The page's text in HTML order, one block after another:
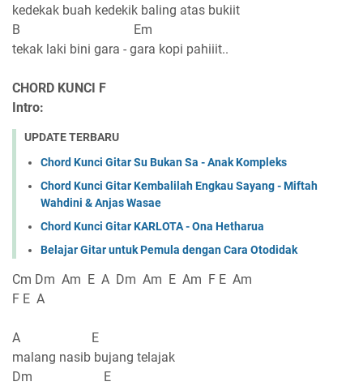
kedekak buah kedekik baling atas bukiit
B Em
tekak laki bini gara - gara kopi pahiiit..
CHORD KUNCI F
Intro:
UPDATE TERBARU
Chord Kunci Gitar Su Bukan Sa - Anak Kompleks
Chord Kunci Gitar Kembalilah Engkau Sayang - Miftah
Wahdini & Anjas Wasae
Chord Kunci Gitar KARLOTA - Ona Hetharua
Belajar Gitar untuk Pemula dengan Cara Otodidak
Cm Dm Am E A Dm Am E Am F E Am
F E A
A E
malang nasib bujang telajak
Dm E